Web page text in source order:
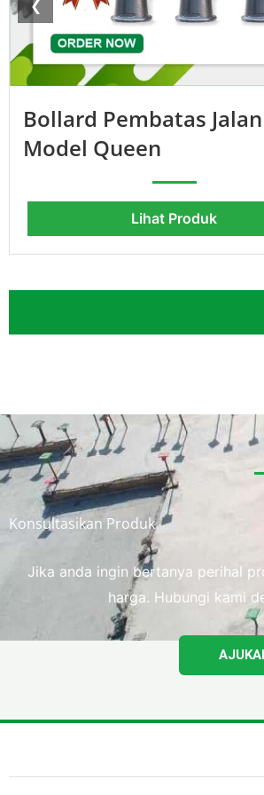
❮
Bollard Pembatas Jalan
Model Queen
Lihat Produk
Konsultasikan Produk
Jika anda ingin bertanya perihal
harga. Hubungi kami